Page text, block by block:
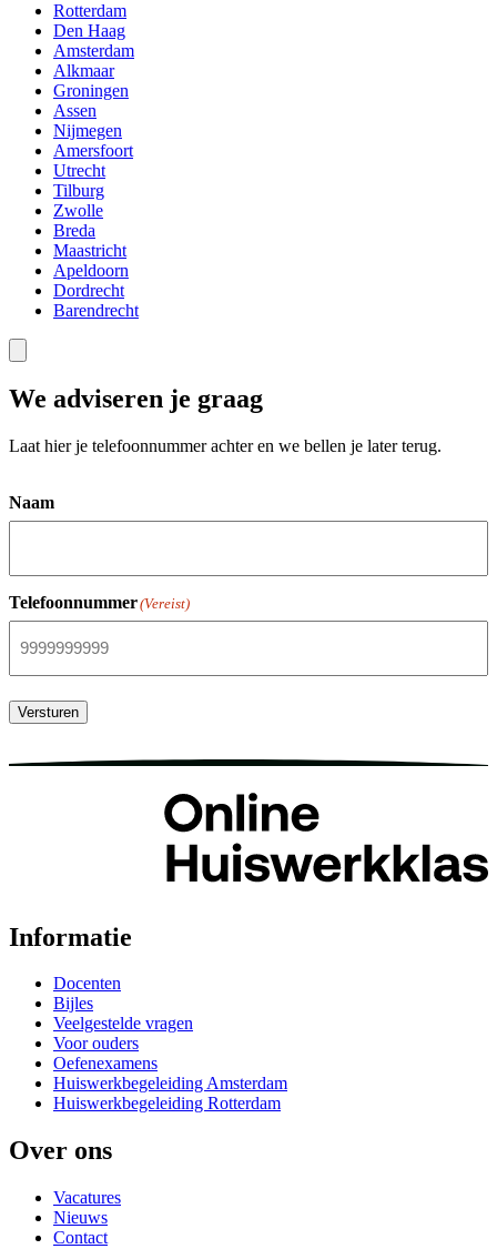
Rotterdam
Den Haag
Amsterdam
Alkmaar
Groningen
Assen
Nijmegen
Amersfoort
Utrecht
Tilburg
Zwolle
Breda
Maastricht
Apeldoorn
Dordrecht
Barendrecht
We adviseren je graag
Laat hier je telefoonnummer achter en we bellen je later terug.
Naam
Telefoonnummer(Vereist)
Versturen
Informatie
Docenten
Bijles
Veelgestelde vragen
Voor ouders
Oefenexamens
Huiswerkbegeleiding Amsterdam
Huiswerkbegeleiding Rotterdam
Over ons
Vacatures
Nieuws
Contact